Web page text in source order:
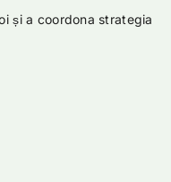
și a coordona strategia